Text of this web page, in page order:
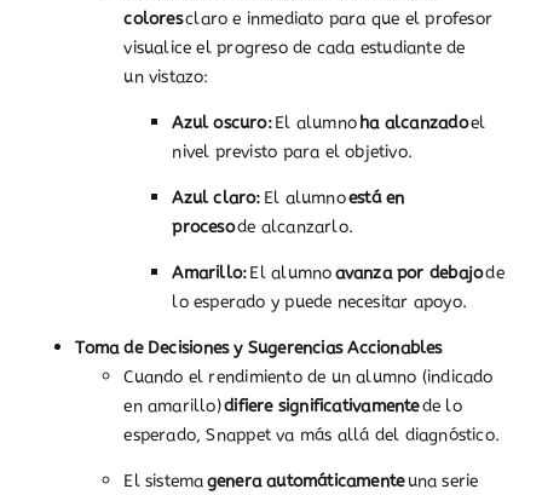
coloresclaro e inmediato para que el profesor
visualice el progreso de cada estudiante de
un vistazo:
Azul oscuro:El alumnoha alcanzadoel
nivel previsto para el objetivo.
Azul claro: El alumnoestá en
procesode alcanzarlo.
Amarillo:El alumnoavanza por debajode
lo esperado y puede necesitar apoyo.
Toma de Decisiones y Sugerencias Accionables
Cuando el rendimiento de un alumno (indicado
en amarillo)difiere significativamentede lo
esperado, Snappet va más allá del diagnóstico.
El sistemagenera automáticamenteuna serie